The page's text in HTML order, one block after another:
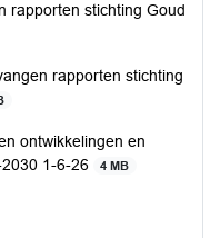
rapporten stichting Goud
rapporten stichting
ontwikkelingen en
1-6-26
4 MB